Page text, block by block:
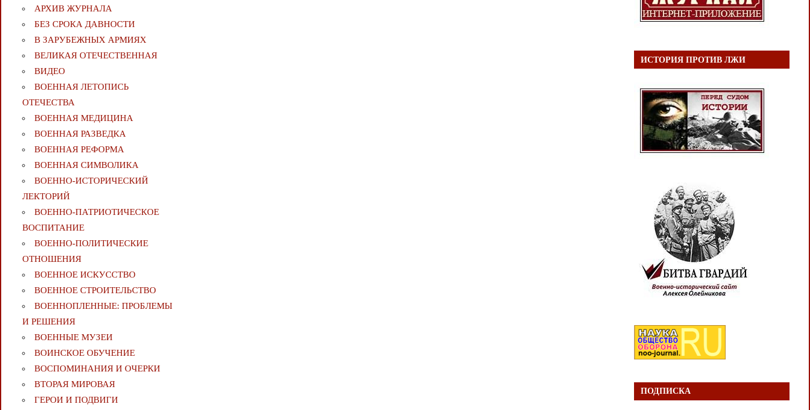
АРХИВ ЖУРНАЛА
БЕЗ СРОКА ДАВНОСТИ
В ЗАРУБЕЖНЫХ АРМИЯХ
ВЕЛИКАЯ ОТЕЧЕСТВЕННАЯ
ВИДЕО
ВОЕННАЯ ЛЕТОПИСЬ
ОТЕЧЕСТВА
ВОЕННАЯ МЕДИЦИНА
ВОЕННАЯ РАЗВЕДКА
ВОЕННАЯ РЕФОРМА
ВОЕННАЯ СИМВОЛИКА
ВОЕННО-ИСТОРИЧЕСКИЙ
ЛЕКТОРИЙ
ВОЕННО-ПАТРИОТИЧЕСКОЕ
ВОСПИТАНИЕ
ВОЕННО-ПОЛИТИЧЕСКИE
ОТНОШЕНИЯ
ВОЕННОЕ ИСКУССТВО
ВОЕННОЕ СТРОИТЕЛЬСТВО
ВОЕННОПЛЕННЫЕ: ПРОБЛЕМЫ
И РЕШЕНИЯ
ВОЕННЫЕ МУЗЕИ
ВОИНСКОЕ ОБУЧЕНИЕ
ВОСПОМИНАНИЯ И ОЧЕРКИ
ВТОРАЯ МИРОВАЯ
ГЕРОИ И ПОДВИГИ
ИСТОРИЯ ПРОТИВ ЛЖИ
ПОДПИСКА